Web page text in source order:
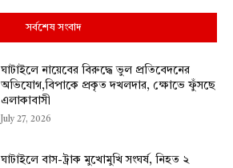
সর্বশেষ সংবাদ
ঘাটাইলে নায়েবের বিরুদ্ধে ভুল প্রতিবেদনের
অভিযোগ,বিপাকে প্রকৃত দখলদার, ক্ষোভে ফুঁসছে
এলাকাবাসী
July 27, 2026
ঘাটাইলে বাস-ট্রাক মুখোমুখি সংঘর্ষ, নিহত ২